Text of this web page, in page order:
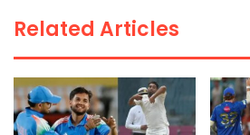
k
Related Articles